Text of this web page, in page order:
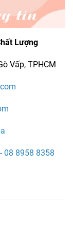
Lượng
Vấp, TPHCM
- 08 8958 8358